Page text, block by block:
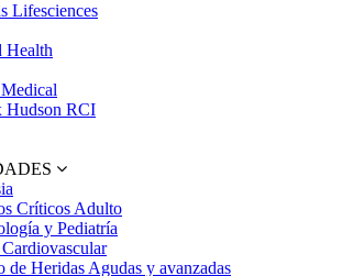
Lifesciences
Health
Hudson RCI
Críticos Adulto
y Pediatría
de Heridas Agudas y avanzadas